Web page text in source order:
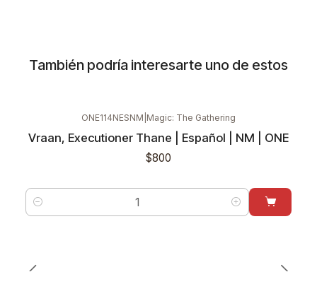
También podría interesarte uno de estos
ONE114NESNM Magic: The Gathering
Vraan, Executioner Thane | Español | NM | ONE
$800
Cantidad